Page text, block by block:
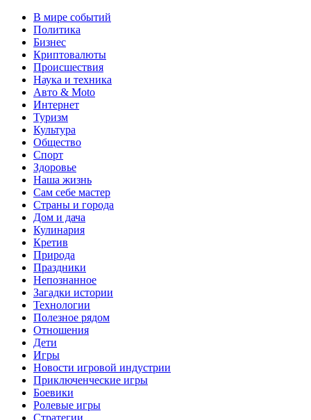
В мире событий
Политика
Бизнес
Криптовалюты
Происшествия
Наука и техника
Авто & Moto
Интернет
Туризм
Культура
Общество
Спорт
Здоровье
Наша жизнь
Сам себе мастер
Страны и города
Дом и дача
Кулинария
Кретив
Природа
Праздники
Непознанное
Загадки истории
Технологии
Полезное рядом
Отношения
Дети
Игры
Новости игровой индустрии
Приключенческие игры
Боевики
Ролевые игры
Стратегии